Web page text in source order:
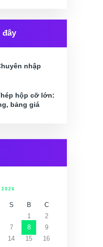
đây
nhập
hộp cỡ lớn:
bảng giá
S B
C
1
2
7 8
9
14 15
16